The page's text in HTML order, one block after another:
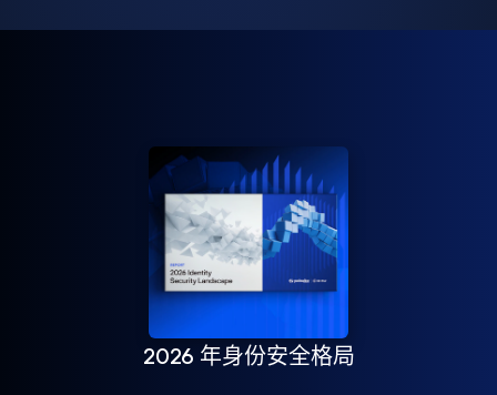
2026 年身份安全格局